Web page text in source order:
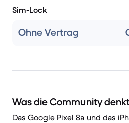
Sim-Lock
Ohne Vertrag
Was die Community
Das Google Pixel 8a und das